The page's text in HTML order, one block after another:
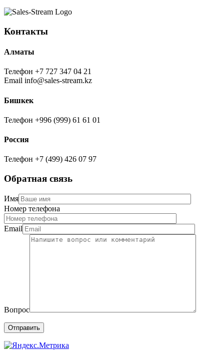
Контакты
Алматы
Телефон +7 727 347 04 21
Email info@sales-stream.kz
Бишкек
Телефон +996 (999) 61 61 01
Россия
Телефон +7 (499) 426 07 97
Обратная связь
Имя
Номер телефона
Email
Вопрос